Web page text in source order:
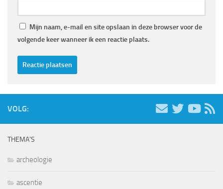
Mijn naam, e-mail en site opslaan in deze browser voor de
volgende keer wanneer ik een reactie plaats.
VOLG:
THEMA’S
archeologie
ascentie